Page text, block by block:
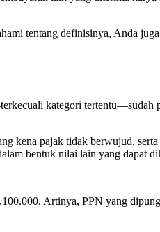
tentang definisinya, Anda
kategori tertentu—sudah
kena pajak tidak berwujud, serta
bentuk nilai lain yang dapat
Artinya, PPN yang